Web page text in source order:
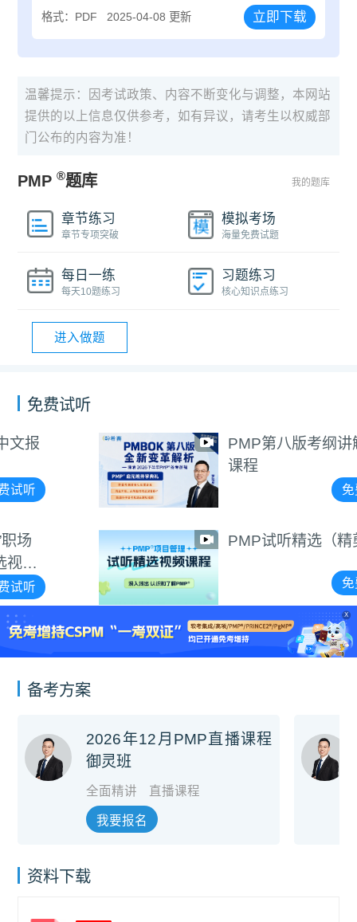
格式：PDF 2025-04-08 更新 立即下载
温馨提示：因考试政策、内容不断变化与调整，本网站
提供的以上信息仅供参考，如有异议，请考生以权威部
门公布的内容为准！
PMP®题库 我的题库
章节练习
章节专项突破
模拟考场
海量免费试题
每日一练
每天10题练习
习题练习
核心知识点练习
进入做题
免费试听
PMP第八版考纲讲解视频
课程
PMP试听精选（精剪版）
X
备考方案
2026年12月PMP直播课程
御灵班
全面精讲 直播课程
我要报名
资料下载